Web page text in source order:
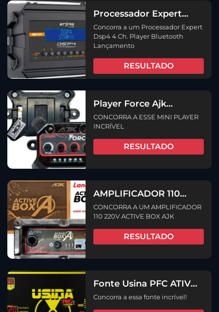
Processador Expert
Dsp4 4 Ch. Player
Bluetooth Lançamento
Concorra a um Processador Expert
Dsp4 4 Ch. Player Bluetooth
Lançamento
RESULTADO
Player Force Ajk
Bluetooth Amplificado 2
Canais 25wrms cada
CONCORRA A ESSE MINI PLAYER
INCRÍVEL
RESULTADO
AMPLIFICADOR 110
220V ACTIVE BOX AJK
350 RMS
CONCORRA A UM AMPLIFICADOR
110 220V ACTIVE BOX AJK
RESULTADO
Fonte Usina PFC ATIVO
240A
Concorra a essa fonte incrível!